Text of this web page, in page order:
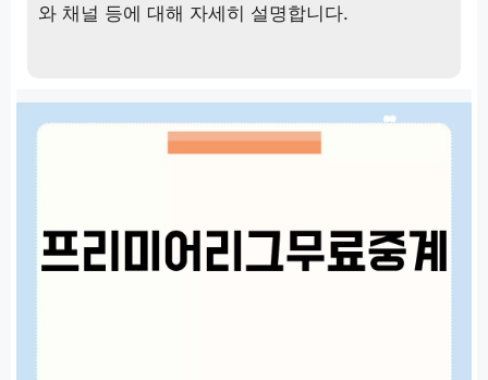
와 채널 등에 대해 자세히 설명합니다.